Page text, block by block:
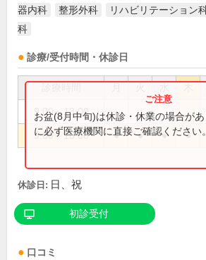
器内科
整形外科 リハビリテーション
科
診療/受付時間・休診日
9:00～13:00
9:00～18:00 ● ● ● ●
お盆(8月中旬)は休診・休業の場合が
に必ず医療機関に直接ご確認ください。
休診日: 日、祝
初診受付
口コミ